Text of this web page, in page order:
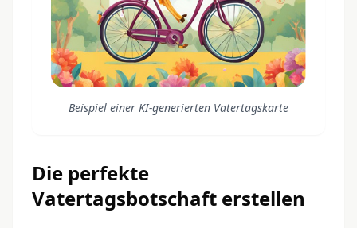
Beispiel einer KI-generierten Vatertagskarte
Die perfekte
Vatertagsbotschaft erstellen